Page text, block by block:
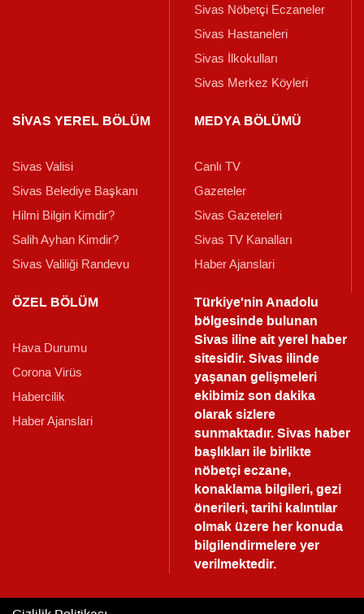
Sivas Nöbetçi Eczaneler
Sivas Hastaneleri
Sivas İlkokulları
Sivas Merkez Köyleri
SİVAS YEREL BÖLÜM
Sivas Valisi
Sivas Belediye Başkanı
Hilmi Bilgin Kimdir?
Salih Ayhan Kimdir?
Sivas Valiliği Randevu
MEDYA BÖLÜMÜ
Canlı TV
Gazeteler
Sivas Gazeteleri
Sivas TV Kanalları
Haber Ajanslari
ÖZEL BÖLÜM
Hava Durumu
Corona Virüs
Habercilik
Haber Ajanslari
Türkiye'nin Anadolu
bölgesinde bulunan
Sivas iline ait yerel haber
sitesidir. Sivas ilinde
yaşanan gelişmeleri
ekibimiz son dakika
olarak sizlere
sunmaktadır.Sivas haber
başlıkları ile birlikte
nöbetçi eczane,
konaklama bilgileri, gezi
önerileri, tarihi kalıntılar
olmak üzere her konuda
bilgilendirmelere yer
verilmektedir.